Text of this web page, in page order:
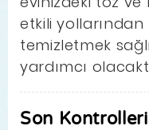
etkili yollarından
temizletmek
yardımcı
Son Kontrolleri